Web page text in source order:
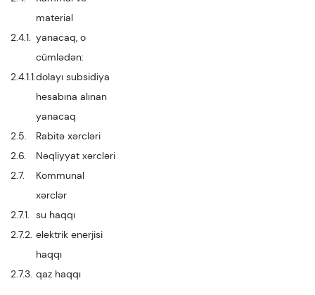
material
2.4.1. yanacaq, o
cümlədən:
2.4.1.1.dolayı subsidiya
hesabına alınan
yanacaq
2.5.
Rabitə xərcləri
2.6.
Nəqliyyat xərcləri
2.7.
Kommunal
xərclər
2.7.1. su haqqı
2.7.2. elektrik enerjisi
haqqı
2.7.3. qaz haqqı